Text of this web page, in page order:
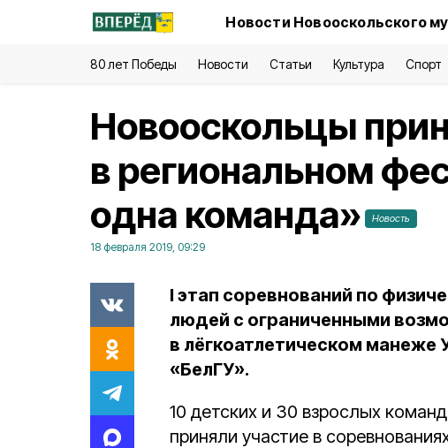
Новости Новооскольского
80 лет Победы Новости Статьи Культура Спорт
Новооскольцы
в региональном
одна команда»
Новость
18 февраля 2019, 09:29
I этап соревнований по
людей с ограниченными
в лёгкоатлетическом
«БелГУ».
10 детских и 30 взрослых
приняли участие в